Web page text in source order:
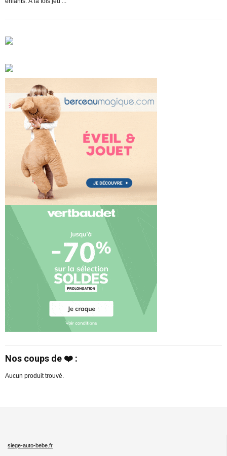
Nos coups de ❤️ :
Aucun produit trouvé.
siege-auto-bebe.fr